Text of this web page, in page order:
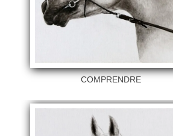
COMPRENDRE